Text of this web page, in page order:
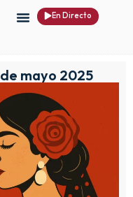
En Directo
mayo 2025